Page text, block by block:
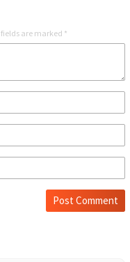
are marked *